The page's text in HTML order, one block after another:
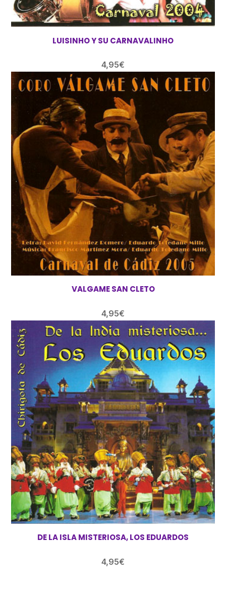
LUISINHO Y SU CARNAVALINHO
4,95€
VALGAME SAN CLETO
4,95€
DE LA ISLA MISTERIOSA, LOS EDUARDOS
4,95€